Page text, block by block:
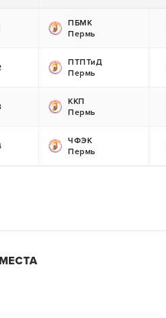
ПБМК
Пермь
ПТПТиД
Пермь
ККП
Пермь
ЧФЭК
Пермь